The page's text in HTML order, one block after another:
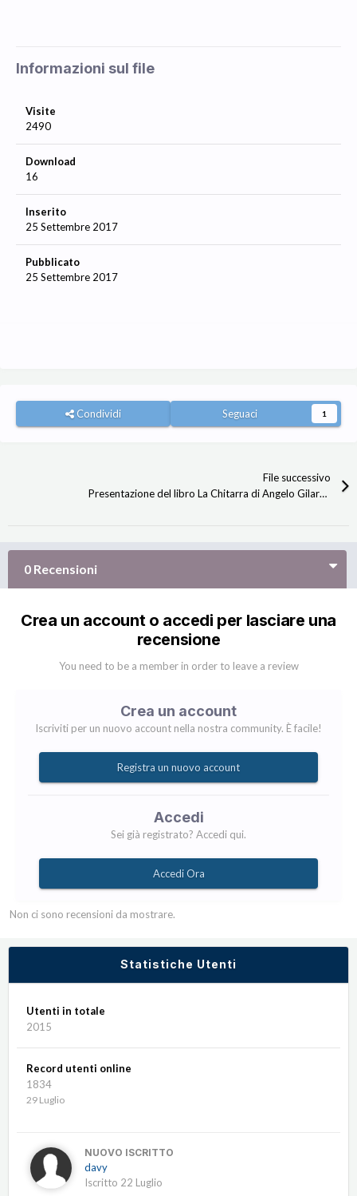
Informazioni sul file
Visite
2490
Download
16
Inserito
25 Settembre 2017
Pubblicato
25 Settembre 2017
Condividi Seguaci 1
File successivo
Presentazione del libro La Chitarra di Angelo Gilardino
0 Recensioni
Crea un account o accedi per lasciare una
recensione
You need to be a member in order to leave a review
Crea un account
Iscriviti per un nuovo account nella nostra community. È facile!
Registra un nuovo account
Accedi
Sei già registrato? Accedi qui.
Accedi Ora
Non ci sono recensioni da mostrare.
Statistiche Utenti
Utenti in totale
2015
Record utenti online
1834
29 Luglio
NUOVO ISCRITTO
davy
Iscritto 22 Luglio